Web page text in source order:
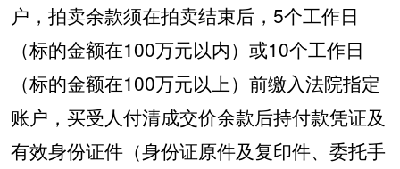
户，拍卖余款须在拍卖结束后， 5个工作日
（标的金额在100万元以内）或10个工作日
（标的金额在100万元以上）前缴入法院指定
账户，买受人付清成交价余款后持付款凭证及
有效身份证件（身份证原件及复印件、委托手